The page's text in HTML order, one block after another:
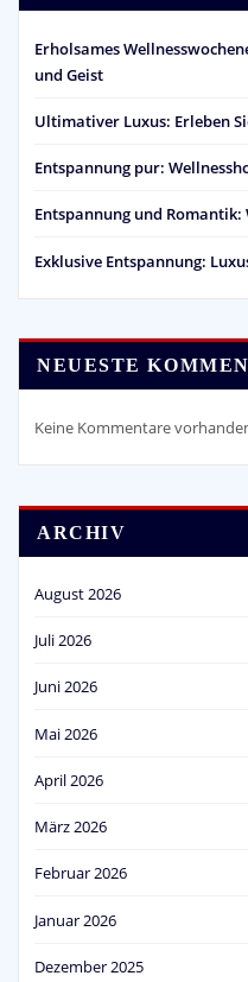
Erholsames
und Geist
Ultimativer Luxus: Erleben
Entspannung pur:
Entspannung und
Exklusive Entspannung:
NEUESTE
Keine Kommentare
ARCHIV
August 2026
Juli 2026
Juni 2026
Mai 2026
April 2026
März 2026
Februar 2026
Januar 2026
Dezember 2025